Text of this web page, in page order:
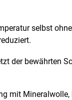
selbst
der bewährten
mit